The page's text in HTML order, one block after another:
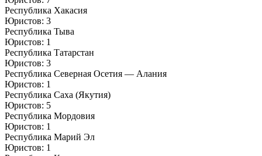
Республика Хакасия
Юристов: 3
Республика Тыва
Юристов: 1
Республика Татарстан
Юристов: 3
Республика Северная Осетия — Алания
Юристов: 1
Республика Саха (Якутия)
Юристов: 5
Республика Мордовия
Юристов: 1
Республика Марий Эл
Юристов: 1